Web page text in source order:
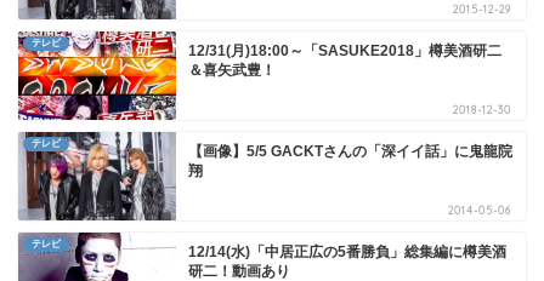
2015-12-29
テレビ
12/31(月)18:00～「SASUKE2018」樽美酒研二
＆喜矢武豊！
2018-12-30
テレビ
【画像】5/5 GACKTさんの「深イイ話」に鬼龍院
翔
2014-05-06
テレビ
12/14(水)「中居正広の5番勝負」総集編に樽美酒
研二！動画あり